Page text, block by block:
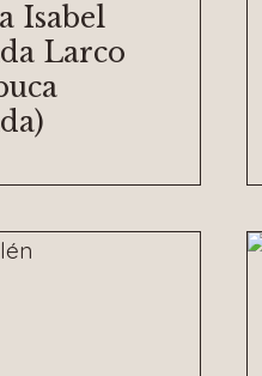
Isabel
Larco